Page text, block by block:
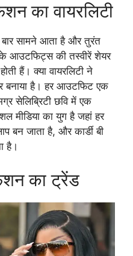
का वायरलिटी
बार सामने आता है और तुरंत
आउटफिट्स की तस्वीरें शेयर
हैं। क्या वायरलिटी ने
बनाया है। हर आउटफिट एक
सेलिब्रिटी छवि में एक
मीडिया का युग है जहां हर
बन जाता है, और कार्डी बी
है।
का ट्रेंड